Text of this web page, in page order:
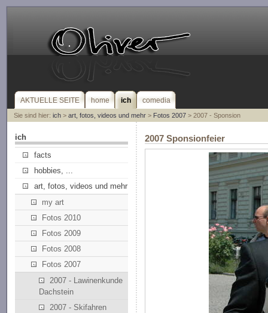
AKTUELLE SEITE home ich comedia
Sie sind hier: ich> art, fotos, videos und mehr> Fotos 2007> 2007 - Sponsion
ich
facts
hobbies, ...
art, fotos, videos und mehr
my art
Fotos 2010
Fotos 2009
Fotos 2008
Fotos 2007
2007 - Lawinenkunde
Dachstein
2007 - Skifahren
2007 Sponsionfeier